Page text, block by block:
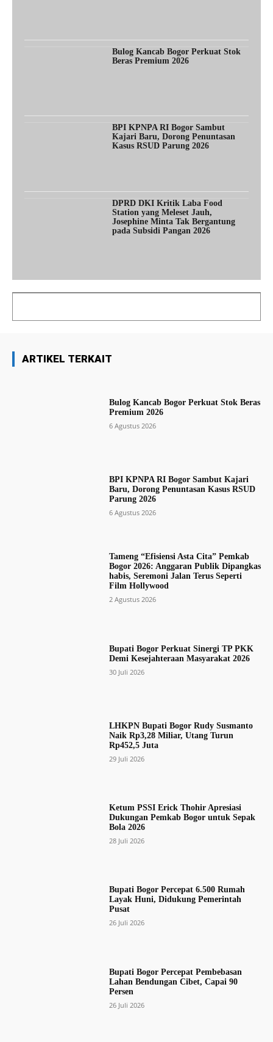
Bulog Kancab Bogor Perkuat Stok
Beras Premium 2026
BPI KPNPA RI Bogor Sambut
Kajari Baru, Dorong Penuntasan
Kasus RSUD Parung 2026
DPRD DKI Kritik Laba Food
Station yang Meleset Jauh,
Josephine Minta Tak Bergantung
pada Subsidi Pangan 2026
ARTIKEL TERKAIT
Bulog Kancab Bogor Perkuat Stok Beras
Premium 2026
6 Agustus 2026
BPI KPNPA RI Bogor Sambut Kajari
Baru, Dorong Penuntasan Kasus RSUD
Parung 2026
6 Agustus 2026
Tameng “Efisiensi Asta Cita” Pemkab
Bogor 2026: Anggaran Publik Dipangkas
habis, Seremoni Jalan Terus Seperti
Film Hollywood
2 Agustus 2026
Bupati Bogor Perkuat Sinergi TP PKK
Demi Kesejahteraan Masyarakat 2026
30 Juli 2026
LHKPN Bupati Bogor Rudy Susmanto
Naik Rp3,28 Miliar, Utang Turun
Rp452,5 Juta
29 Juli 2026
Ketum PSSI Erick Thohir Apresiasi
Dukungan Pemkab Bogor untuk Sepak
Bola 2026
28 Juli 2026
Bupati Bogor Percepat 6.500 Rumah
Layak Huni, Didukung Pemerintah
Pusat
26 Juli 2026
Bupati Bogor Percepat Pembebasan
Lahan Bendungan Cibet, Capai 90
Persen
26 Juli 2026